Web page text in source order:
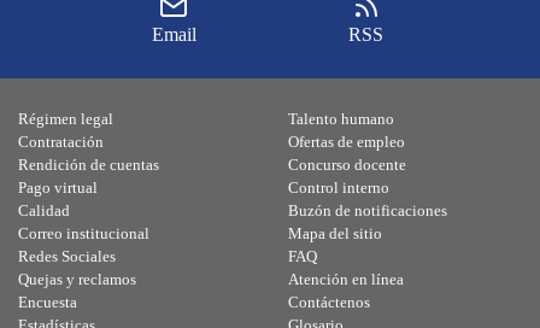
Email RSS
Régimen legal
Contratación
Rendición de cuentas
Pago virtual
Calidad
Talento humano
Ofertas de empleo
Concurso docente
Control interno
Buzón de notificaciones
Correo institucional
Redes Sociales
Quejas y reclamos
Encuesta
Mapa del sitio
FAQ
Atención en línea
Contáctenos